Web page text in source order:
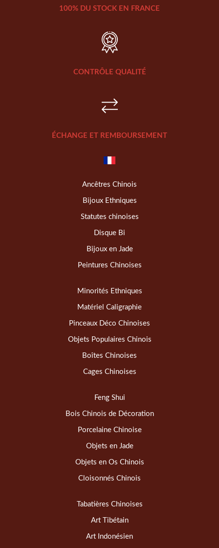
100% DU STOCK EN FRANCE
CONTRÔLE QUALITÉ
ÉCHANGE ET REMBOURSEMENT
Ancêtres Chinois
Bijoux Ethniques
Statutes chinoises
Disque Bi
Bijoux en Jade
Peintures Chinoises
Minorités Ethniques
Matériel Caligraphie
Pinceaux Déco Chinoises
Objets Populaires Chinois
Boîtes Chinoises
Cages Chinoises
Feng Shui
Bois Chinois de Décoration
Porcelaine Chinoise
Objets en Jade
Objets en Os Chinois
Cloisonnés Chinois
Tabatières Chinoises
Art Tibétain
Art Indonésien